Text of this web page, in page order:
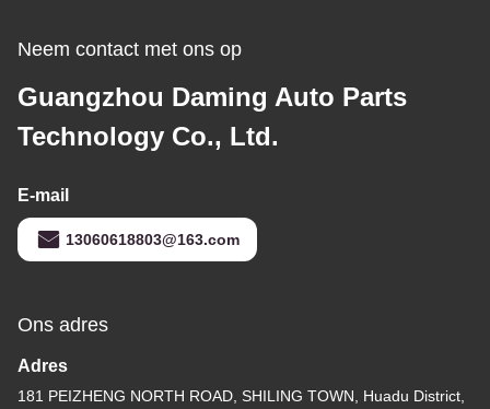
Neem contact met ons op
Guangzhou Daming Auto Parts
Technology Co., Ltd.
E-mail
13060618803@163.com
Ons adres
Adres
181 PEIZHENG NORTH ROAD, SHILING TOWN, Huadu District,